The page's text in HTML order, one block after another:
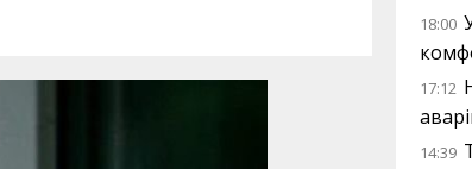
18:00
17:12
14:39